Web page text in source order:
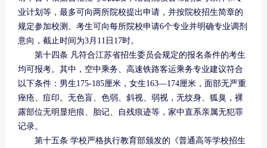
业计划等，最多可向两所院校提出申请，并按院校招生简章的
规定参加校测。考生可向每所院校申请6个专业并明确专业调剂
意向，截止时间为3月11日17时。
第十四条 凡符合江苏省招生委员会规定的报名条件的考生
均可报考。其中，空中乘务、高速铁路客运乘务专业建议符合
以下条件：男生175-185厘米，女生163—174厘米，面部无严重
痤疮、痘印。无色盲、色弱、斜视、弱视，无纹身、狐臭，裸
露部位无明显疤痕、胎记、自残痕迹等，家中直系亲属无犯罪
记录。
第十五条 学校严格执行教育部颁发的《普通高等学校招生